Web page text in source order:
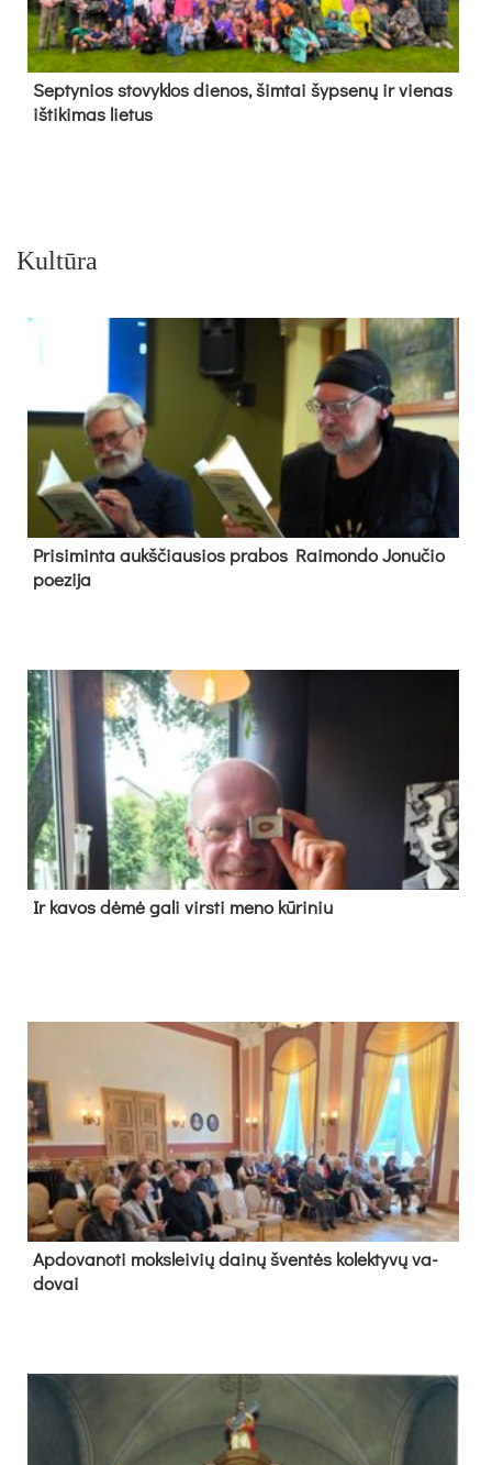
Sep­ty­nios sto­vyk­los die­nos, šim­tai šyp­se­nų ir vie­nas
iš­ti­ki­mas lie­tus
Kultūra
Pri­si­min­ta aukš­čiau­sios pra­bos Rai­mon­do Jo­nu­čio
poe­zi­ja
Ir ka­vos dė­mė ga­li virs­ti me­no kū­ri­niu
Ap­do­va­no­ti moks­lei­vių dai­nų šven­tės ko­lek­ty­vų va­
do­vai